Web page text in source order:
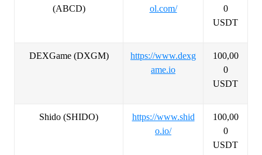
(ABCD)
ol.com/
0
USDT
DEXGame (DXGM)
https://www.dexg
ame.io
100,00
0
USDT
Shido (SHIDO)
https://www.shid
o.io/
100,00
0
USDT